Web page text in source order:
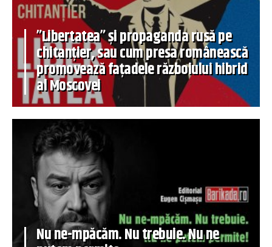
”Libertatea” și propaganda rusă pe
chitanțier, sau cum presa românească
promovează fațadele războiului hibrid
al Moscovei
Nu ne-mpăcăm. Nu trebuie. Nu ne